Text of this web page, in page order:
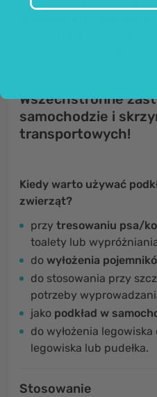
Wszechstronne
samochodzie i
transportowych!
Kiedy warto używać
zwierząt?
przy tresowaniu psa/
toalety lub
do wyłożenia
do stosowania przy
potrzeby
jako podkład w
do wyłożenia
legowiska lub pudełka.
Stosowanie